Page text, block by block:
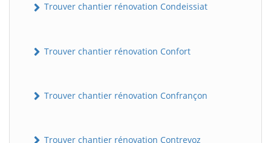
Trouver chantier rénovation Condeissiat
Trouver chantier rénovation Confort
Trouver chantier rénovation Confrançon
Trouver chantier rénovation Contrevoz
BatiWebPro